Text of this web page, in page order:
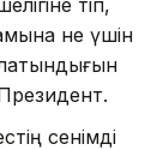
не үшін
Президент.
сенімді